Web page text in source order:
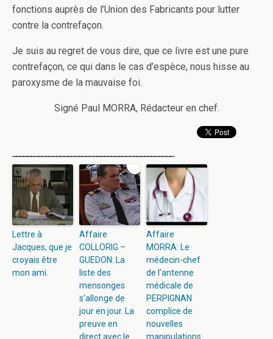
fonctions auprès de l’Union des Fabricants pour lutter
contre la contrefaçon.
Je suis au regret de vous dire, que ce livre est une pure
contrefaçon, ce qui dans le cas d’espèce, nous hisse au
paroxysme de la mauvaise foi.
Signé Paul MORRA, Rédacteur en chef.
Lettre à
Jacques, que je
croyais être
mon ami.
Affaire
COLLORIG –
GUEDON: La
liste des
mensonges
s’allonge de
jour en jour. La
preuve en
direct avec le
Affaire
MORRA: Le
médecin-chef
de l’antenne
médicale de
PERPIGNAN
complice de
nouvelles
manipulations